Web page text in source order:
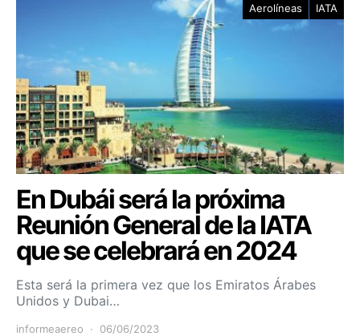
Aerolíneas IATA
En Dubái será la próxima
Reunión General de la IATA
que se celebrará en 2024
Esta será la primera vez que los Emiratos Árabes
Unidos y Dubai…
informeaereo 06/06/2023